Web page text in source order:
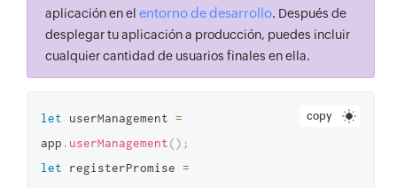
aplicación en el entorno de desarrollo. Después de
desplegar tu aplicación a producción, puedes incluir
cualquier cantidad de usuarios finales en ella.
copy
let userManagement =
app . userManagement() ;
let registerPromise =